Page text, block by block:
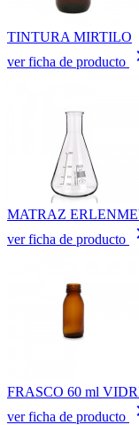
TINTURA MIRTILO
ver ficha de producto
MATRAZ
ver ficha de producto
FRASCO 60 ml
ver ficha de producto